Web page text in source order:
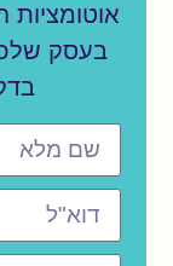
בעסק